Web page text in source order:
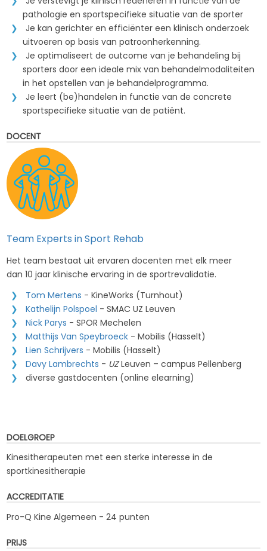
pathologie en sportspecifieke situatie van de sporter
Je kan gerichter en efficiënter een klinisch onderzoek
uitvoeren op basis van patroonherkenning.
Je optimaliseert de outcome van je behandeling bij
sporters door een ideale mix van behandelmodaliteiten
in het opstellen van je behandelprogramma.
Je leert (be)handelen in functie van de concrete
sportspecifieke situatie van de patiënt.
DOCENT
Team Experts in Sport Rehab
Het team bestaat uit ervaren docenten met elk meer
dan 10 jaar klinische ervaring in de sportrevalidatie.
Tom Mertens - KineWorks (Turnhout)
Kathelijn Polspoel - SMAC UZ Leuven
Nick Parys - SPOR Mechelen
Matthijs Van Speybroeck - Mobilis (Hasselt)
Lien Schrijvers - Mobilis (Hasselt)
Davy Lambrechts - UZLeuven – campus Pellenberg
diverse gastdocenten (online elearning)
DOELGROEP
Kinesitherapeuten met een sterke interesse in de
sportkinesitherapie
ACCREDITATIE
Pro-Q Kine Algemeen - 24 punten
PRIJS